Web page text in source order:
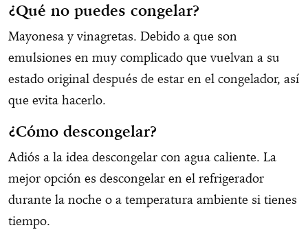
¿Qué no puedes congelar?
Mayonesa y vinagretas. Debido a que son
emulsiones en muy complicado que vuelvan a su
estado original después de estar en el congelador, así
que evita hacerlo.
¿Cómo descongelar?
Adiós a la idea descongelar con agua caliente. La
mejor opción es descongelar en el refrigerador
durante la noche o a temperatura ambiente si tienes
tiempo.